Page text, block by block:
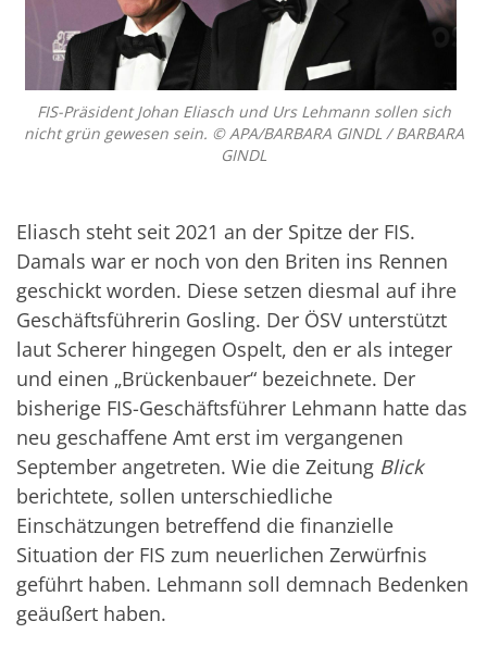
FIS-Präsident Johan Eliasch und Urs Lehmann sollen sich
nicht grün gewesen sein. © APA/BARBARA GINDL / BARBARA
GINDL
Eliasch steht seit 2021 an der Spitze der FIS.
Damals war er noch von den Briten ins Rennen
geschickt worden. Diese setzen diesmal auf ihre
Geschäftsführerin Gosling. Der ÖSV unterstützt
laut Scherer hingegen Ospelt, den er als integer
und einen „Brückenbauer“ bezeichnete. Der
bisherige FIS-Geschäftsführer Lehmann hatte das
neu geschaffene Amt erst im vergangenen
September angetreten. Wie die Zeitung Blick
berichtete, sollen unterschiedliche
Einschätzungen betreffend die finanzielle
Situation der FIS zum neuerlichen Zerwürfnis
geführt haben. Lehmann soll demnach Bedenken
geäußert haben.